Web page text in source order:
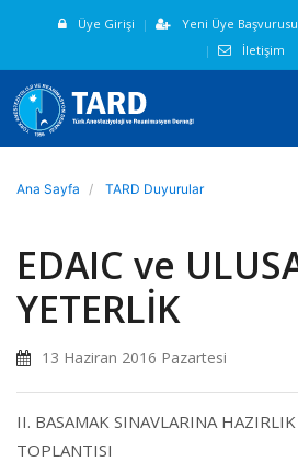
Üye Girişi Yeni Üye Başvurusu
İletişim
Ana Sayfa TARD Duyurular
EDAIC ve
YETERLİK
13 Haziran 2016 Pazartesi
II. BASAMAK SINAVLARINA
TOPLANTISI